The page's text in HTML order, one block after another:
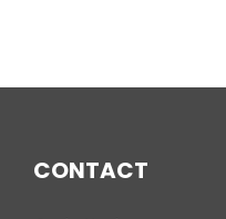
CONTACT